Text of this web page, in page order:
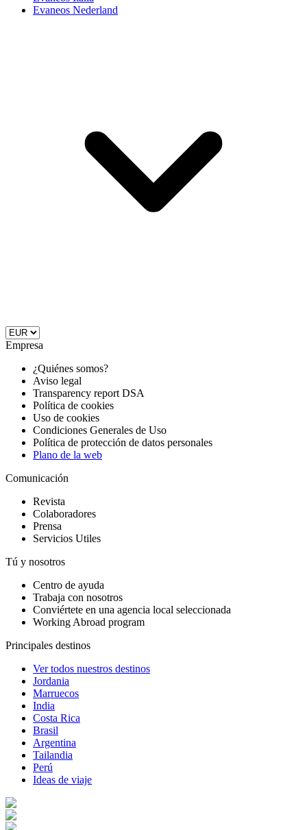
Evaneos Nederland
Empresa
¿Quiénes somos?
Aviso legal
Transparency report DSA
Política de cookies
Uso de cookies
Condiciones Generales de Uso
Política de protección de datos personales
Plano de la web
Comunicación
Revista
Colaboradores
Prensa
Servicios Utiles
Tú y nosotros
Centro de ayuda
Trabaja con nosotros
Conviértete en una agencia local seleccionada
Working Abroad program
Principales destinos
Ver todos nuestros destinos
Jordania
Marruecos
India
Costa Rica
Brasil
Argentina
Tailandia
Perú
Ideas de viaje